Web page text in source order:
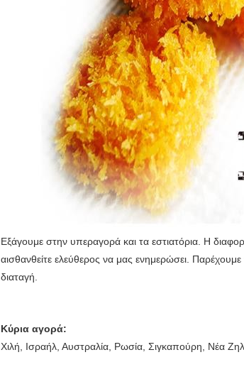
Εξάγουμε στην υπεραγορά και τα εστιατόρια. Η
αισθανθείτε ελεύθερος να μας ενημερώσει.
διαταγή.
Κύρια αγορά:
Χιλή, Ισραήλ, Αυστραλία, Ρωσία, Σιγκαπούρη, Νέα